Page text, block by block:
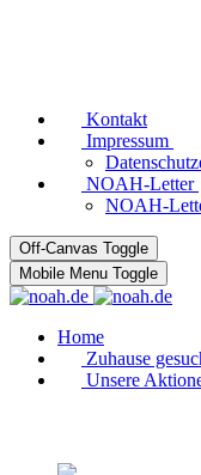
Kontakt
Impressum
NOAH-Letter
NOAH-
Off-Canvas Toggle
Mobile Menu Toggle
Home
Zuhause
Unsere